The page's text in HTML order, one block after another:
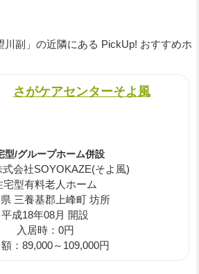
川副」の近隣にある PickUp! おすすめホ
さがケアセンターそよ風
型/グループホーム併設
会社SOYOKAZE(そよ風)
宅型有料老人ホーム
三養基郡上峰町 坊所
平成18年08月 開設
入居時：0円
：89,000～109,000円